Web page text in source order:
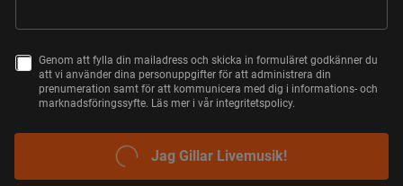
B
E
Genom att fylla din mailadress och skicka in formuläret godkänner du
att vi använder dina personuppgifter för att administrera din
prenumeration samt för att kommunicera med dig i informations- och
marknadsföringssyfte. Läs mer i vår integritetspolicy.
JAG GILLAR LIVEMUSIK!